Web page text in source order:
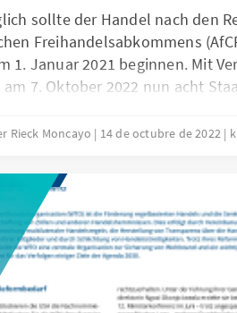
sollte der Handel nach den
Freihandelsabkommens
1. Januar 2021 beginnen. Mit
7. Oktober 2022 nun acht
Ein Hoffnungsschimmer
Handels profitieren würde.
auch gesellschaftliche
die sich für eine stärkere
des afrikanischen Kontinents
Rieck Moncayo 14 de octubre de 2022